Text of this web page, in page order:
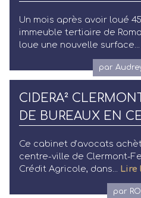
Actualités
Qui sommes-nous ?
FAQ
Un mois après avoir loué
immeuble tertiaire de
loue une nouvelle surface...
par
CIDERA²
DE BUREAUX EN
Ce cabinet d’avocats
centre-ville de Clermont-
Crédit Agricole, dans...
Lire
par